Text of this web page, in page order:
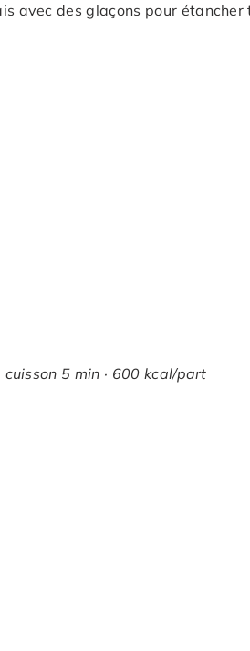
avec des glaçons pour étancher
5 min · 600 kcal/part